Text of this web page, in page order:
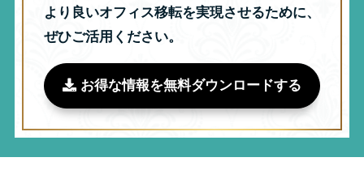
より良いオフィス移転を実現させるために、
ぜひご活用ください。
お得な情報を無料ダウンロードする